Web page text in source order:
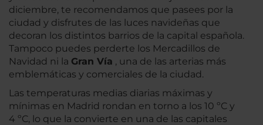
diciembre, te recomendamos que pasees por la
ciudad y disfrutes de las luces navideñas que
decoran los distintos barrios de la capital española.
Tampoco puedes perderte los Mercadillos de
Navidad ni la Gran Vía , una de las arterias más
emblemáticas y comerciales de la ciudad.
Las temperaturas medias diarias máximas y
mínimas en Madrid rondan en torno a los 10 ºC y
4 ºC, lo que la convierte en una de las capitales